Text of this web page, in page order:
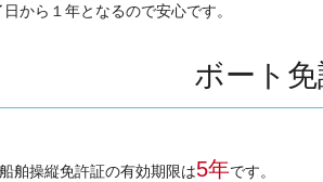
から１年となるので安心です。
ボート
舶操縦免許証の有効期限は5年です。